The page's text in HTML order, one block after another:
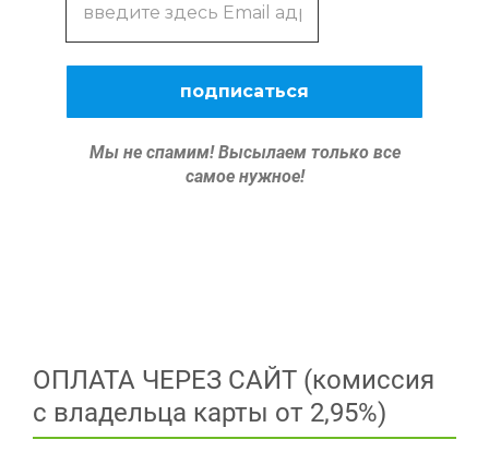
Мы не спамим! Высылаем только все
самое нужное!
ОПЛАТА ЧЕРЕЗ САЙТ (комиссия
с владельца карты от 2,95%)